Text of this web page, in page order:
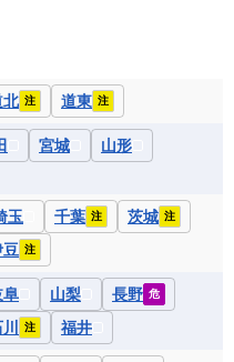
北 注 道東 注
宮城
山形
玉 千葉 注 茨城 注
注
阜 山梨 長野 危
注 福井